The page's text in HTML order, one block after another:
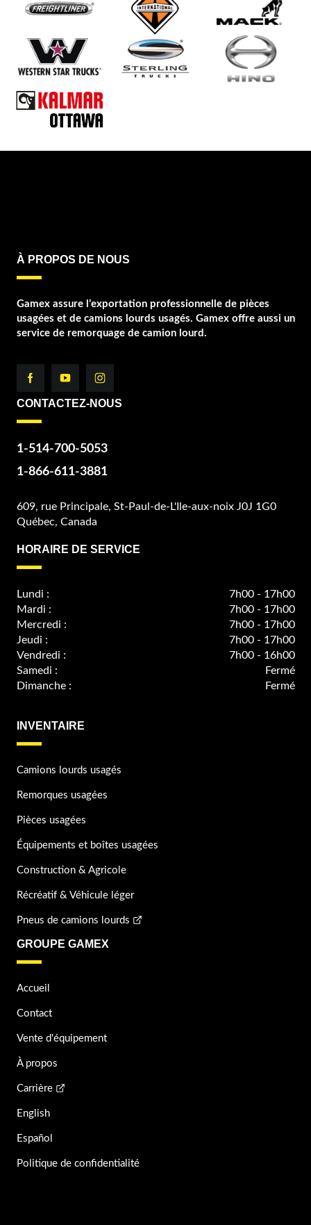
À PROPOS DE NOUS
Gamex assure l’exportation professionnelle de pièces
usagées et de camions lourds usagés. Gamex offre aussi un
service de remorquage de camion lourd.
CONTACTEZ-NOUS
1-514-700-5053
1-866-611-3881
609, rue Principale, St-Paul-de-L'Ile-aux-noix J0J 1G0
Québec, Canada
HORAIRE DE SERVICE
Lundi :
7h00 - 17h00
Mardi :
7h00 - 17h00
Mercredi :
7h00 - 17h00
Jeudi :
7h00 - 17h00
Vendredi :
7h00 - 16h00
Samedi :
Fermé
Dimanche :
Fermé
INVENTAIRE
Camions lourds usagés
Remorques usagées
Pièces usagées
Équipements et boîtes usagées
Construction & Agricole
Récréatif & Véhicule léger
Pneus de camions lourds
GROUPE GAMEX
Accueil
Contact
Vente d'équipement
À propos
Carrière
English
Español
Politique de confidentialité